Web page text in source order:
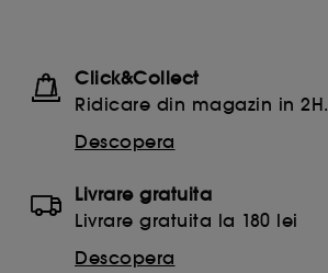
Click&Collect
Ridicare din magazin in 2H.
Descopera
Livrare gratuita
Livrare gratuita la 180 lei
Descopera